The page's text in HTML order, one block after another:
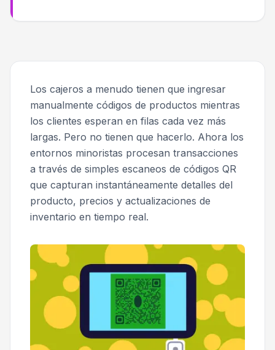
Los cajeros a menudo tienen que ingresar
manualmente códigos de productos mientras
los clientes esperan en filas cada vez más
largas. Pero no tienen que hacerlo. Ahora los
entornos minoristas procesan transacciones
a través de simples escaneos de códigos QR
que capturan instantáneamente detalles del
producto, precios y actualizaciones de
inventario en tiempo real.